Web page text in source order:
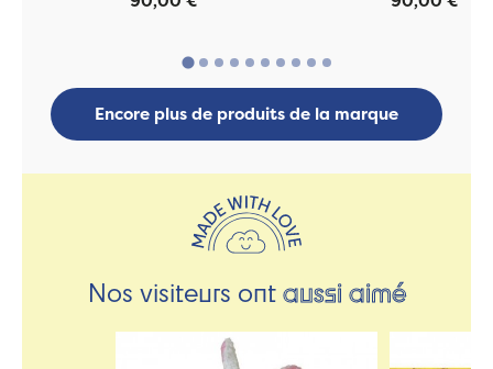
Encore plus de produits de la marque
Nos visiteurs ontaussi aimé